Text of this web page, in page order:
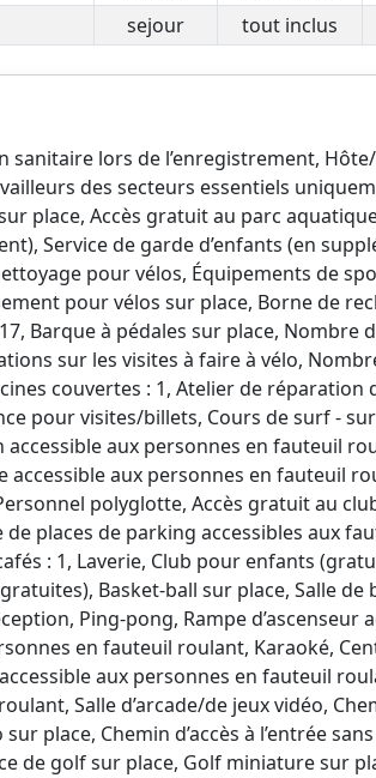
sejour tout inclus
sanitaire lors de l’enregistrement,
des secteurs essentiels
place, Accès gratuit au parc
Service de garde d’enfants (en
pour vélos, Équipements de
pour vélos sur place, Borne de
Barque à pédales sur place, Nombre
sur les visites à faire à vélo,
couvertes : 1, Atelier de réparation
pour visites/billets, Cours de surf -
aux personnes en fauteuil
aux personnes en fauteuil
polyglotte, Accès gratuit au
places de parking accessibles aux
: 1, Laverie, Club pour enfants
Basket-ball sur place, Salle
Ping-pong, Rampe d’ascenseur
en fauteuil roulant, Karaoké,
aux personnes en fauteuil
Salle d’arcade/de jeux vidéo,
place, Chemin d’accès à l’entrée
de golf sur place, Golf miniature sur